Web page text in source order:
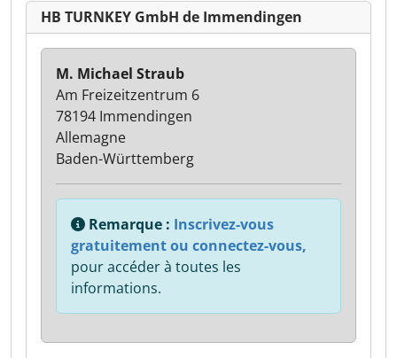
HB TURNKEY GmbH de Immendingen
M. Michael Straub
Am Freizeitzentrum 6
78194 Immendingen
Allemagne
Baden-Württemberg
Remarque : Inscrivez-vous
gratuitement ou connectez-vous,
pour accéder à toutes les
informations.